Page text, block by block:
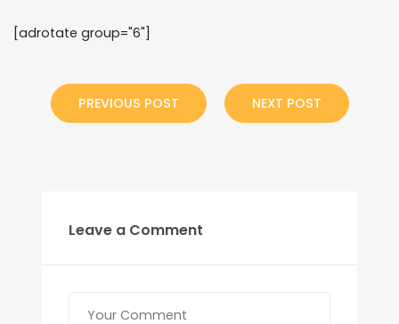
[adrotate group="6"]
PREVIOUS POST NEXT POST
Leave a Comment